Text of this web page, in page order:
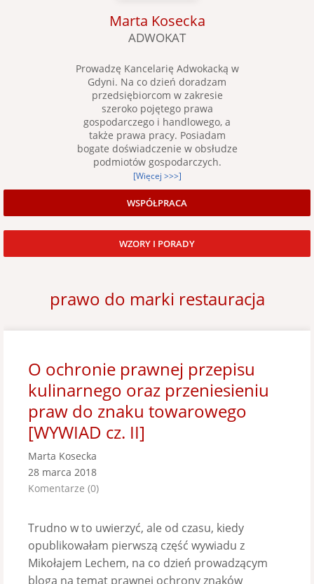
Marta Kosecka
ADWOKAT
Prowadzę Kancelarię Adwokacką w
Gdyni. Na co dzień doradzam
przedsiębiorcom w zakresie
szeroko pojętego prawa
gospodarczego i handlowego, a
także prawa pracy. Posiadam
bogate doświadczenie w obsłudze
podmiotów gospodarczych.
[Więcej >>>]
WSPÓŁPRACA
WZORY I PORADY
prawo do marki restauracja
O ochronie prawnej przepisu
kulinarnego oraz przeniesieniu
praw do znaku towarowego
[WYWIAD cz. II]
Marta Kosecka
28 marca 2018
Komentarze (0)
Trudno w to uwierzyć, ale od czasu, kiedy
opublikowałam pierwszą część wywiadu z
Mikołajem Lechem, na co dzień prowadzącym
bloga na temat prawnej ochrony znaków